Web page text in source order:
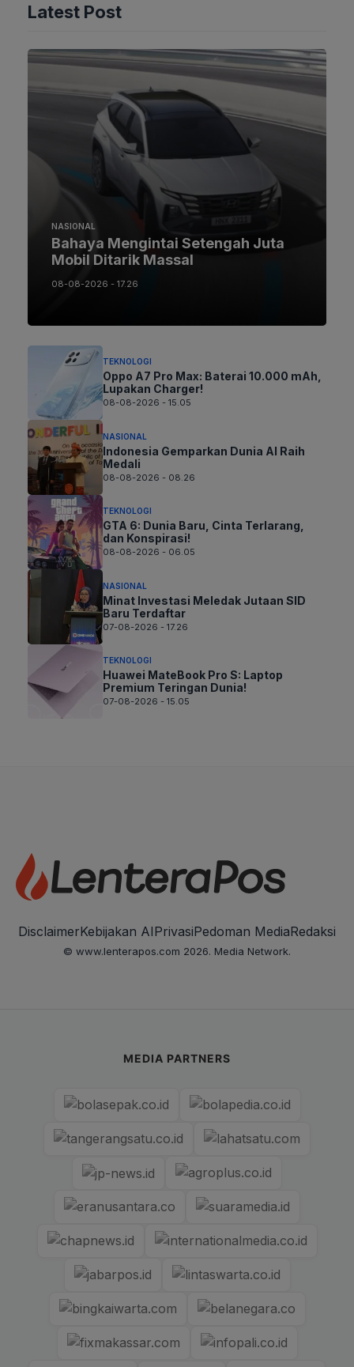
Latest Post
NASIONAL
Bahaya Mengintai Setengah Juta
Mobil Ditarik Massal
08-08-2026 - 17.26
TEKNOLOGI
Oppo A7 Pro Max: Baterai 10.000 mAh,
Lupakan Charger!
08-08-2026 - 15.05
NASIONAL
Indonesia Gemparkan Dunia AI Raih
Medali
08-08-2026 - 08.26
TEKNOLOGI
GTA 6: Dunia Baru, Cinta Terlarang,
dan Konspirasi!
08-08-2026 - 06.05
NASIONAL
Minat Investasi Meledak Jutaan SID
Baru Terdaftar
07-08-2026 - 17.26
TEKNOLOGI
Huawei MateBook Pro S: Laptop
Premium Teringan Dunia!
07-08-2026 - 15.05
DisclaimerKebijakan AIPrivasiPedoman MediaRedaksi
© www.lenterapos.com 2026. Media Network.
MEDIA PARTNERS